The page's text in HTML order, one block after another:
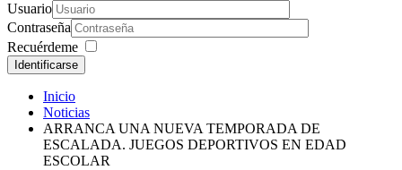
Usuario
Contraseña
Recuérdeme
Identificarse
Inicio
Noticias
ARRANCA UNA NUEVA TEMPORADA DE
ESCALADA. JUEGOS DEPORTIVOS EN EDAD
ESCOLAR